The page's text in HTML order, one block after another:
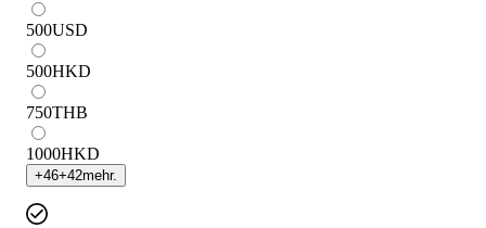
500USD
500HKD
750THB
1000HKD
+46+42mehr.